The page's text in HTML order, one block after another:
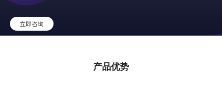
立即咨询
产品优势